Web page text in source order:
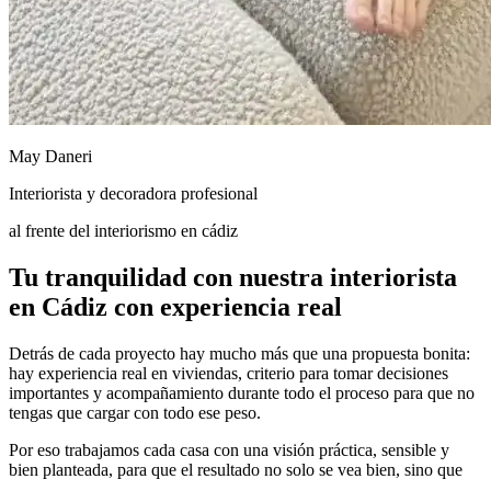
May Daneri
Interiorista y decoradora profesional
al frente del interiorismo en cádiz
Tu tranquilidad con nuestra interiorista
en Cádiz con experiencia real
Detrás de cada proyecto hay mucho más que una propuesta bonita:
hay experiencia real en viviendas, criterio para tomar decisiones
importantes y acompañamiento durante todo el proceso para que no
tengas que cargar con todo ese peso.
Por eso trabajamos cada casa con una visión práctica, sensible y
bien planteada, para que el resultado no solo se vea bien, sino que